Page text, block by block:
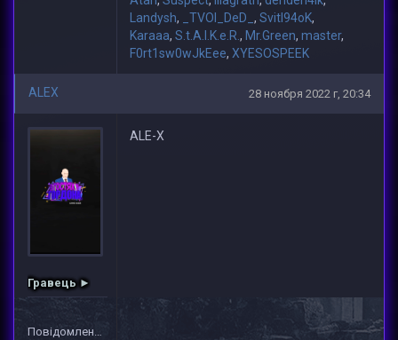
Landysh, _TVOI_DeD_ , Svitl94oK,
Karaaa, S.t.A.l.K.e.R. , Mr.Green, master,
F0rt1sw0wJkEee, XYESOSPEEK
ALEX 28 ноября 2022 г, 20:34
Гравець ►
Повідомлень: 1
ALE-X